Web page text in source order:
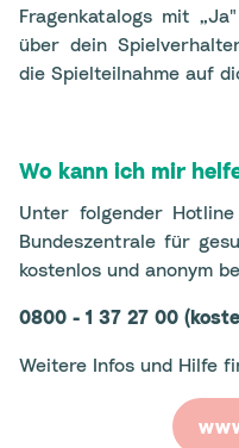
Fragenkatalogs mit
über dein
die Spielteilnahme auf
Wo kann ich mir
Unter folgender
Bundeszentrale für
kostenlos und anonym
0800 - 1 37 27 00
Weitere Infos und Hilfe